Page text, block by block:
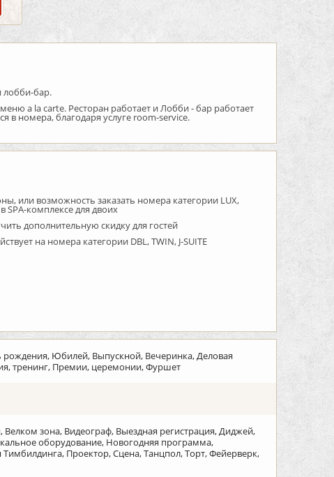
лобби-бар.
a la carte. Ресторан работает и Лобби - бар работает
в номера, благодаря услуге room-service.
или возможность заказать номера категории LUX,
SPA-комплексе для двоих
дополнительную скидку для гостей
на номера категории DBL, TWIN, J-SUITE
Юбилей, Выпускной, Вечеринка, Деловая
тренинг, Премии, церемонии, Фуршет
зона, Видеограф, Выездная регистрация, Диджей,
оборудование, Новогодняя программа,
Проектор, Сцена, Танцпол, Торт, Фейерверк,